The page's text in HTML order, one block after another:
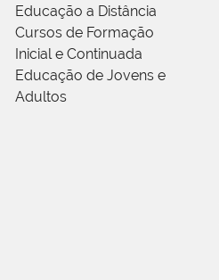
Educação a Distância
Cursos de Formação
Inicial e Continuada
Educação de Jovens e
Adultos